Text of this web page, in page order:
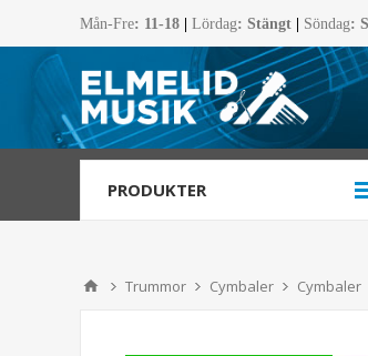
Mån-Fre: 11-18 Lördag: Stängt Söndag:
PRODUKTER
Trummor Cymbaler Cymbaler